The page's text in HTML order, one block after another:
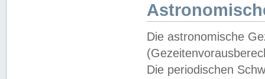
Die astronomische
Die periodischen